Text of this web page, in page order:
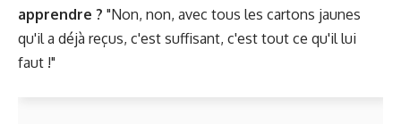
apprendre ? "Non, non, avec tous les cartons jaunes
qu'il a déjà reçus, c'est suffisant, c'est tout ce qu'il lui
faut !"